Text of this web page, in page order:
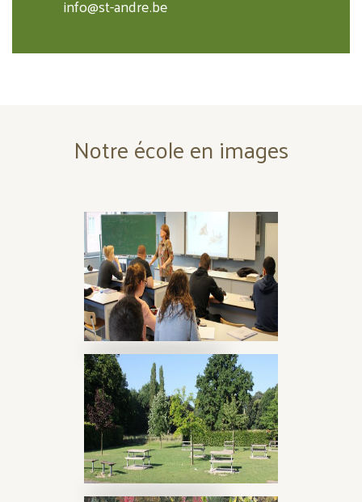
info@st-andre.be
Notre école en images